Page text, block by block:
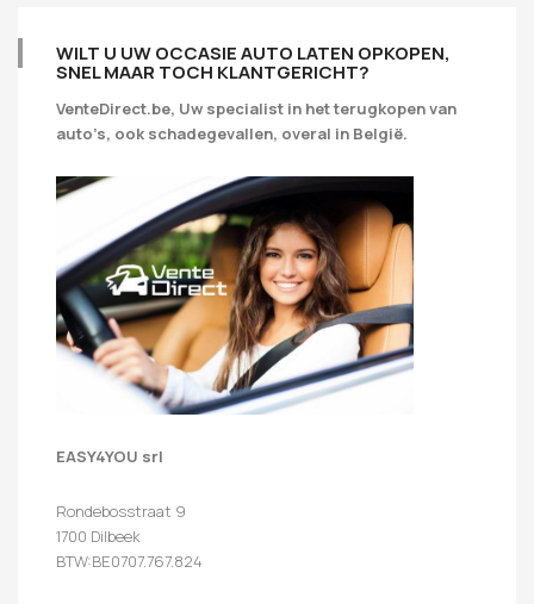
WILT U UW OCCASIE AUTO LATEN OPKOPEN,
SNEL MAAR TOCH KLANTGERICHT?
VenteDirect.be, Uw specialist in het terugkopen van
auto’s, ook schadegevallen, overal in België.
EASY4YOU srl
Rondebosstraat 9
1700 Dilbeek
BTW:BE0707.767.824